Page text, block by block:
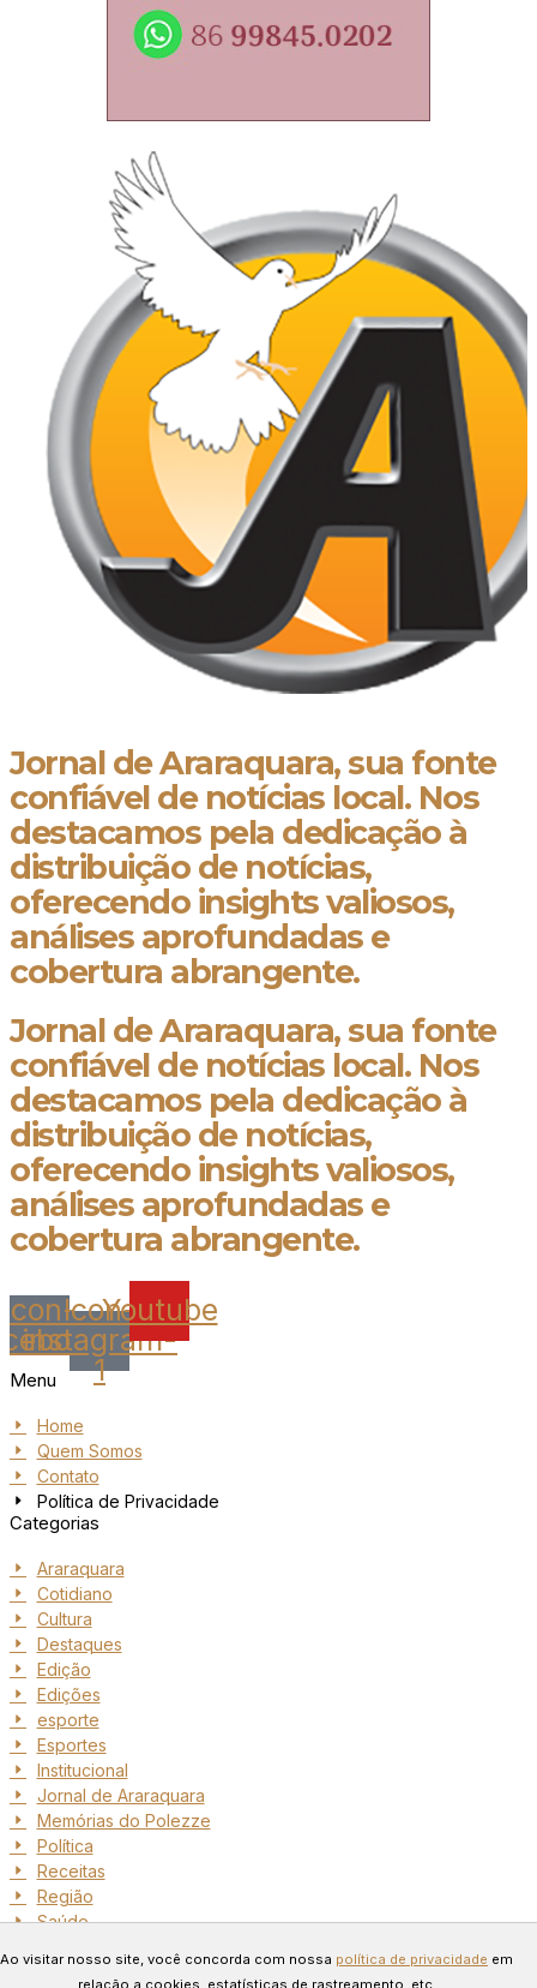
Jornal de Araraquara, sua fonte
confiável de notícias local. Nos
destacamos pela dedicação à
distribuição de notícias,
oferecendo insights valiosos,
análises aprofundadas e
cobertura abrangente.
Jornal de Araraquara, sua fonte
confiável de notícias local. Nos
destacamos pela dedicação à
distribuição de notícias,
oferecendo insights valiosos,
análises aprofundadas e
cobertura abrangente.
Icon-Icon-
instagram-
1
Youtube
Menu
Home
Quem Somos
Contato
Política de Privacidade
Categorias
Araraquara
Cotidiano
Cultura
Destaques
Edição
Edições
esporte
Esportes
Institucional
Jornal de Araraquara
Memórias do Polezze
Política
Receitas
Região
Saúde
Copyright © 2024 Todos os
Ao visitar nosso site, você concorda com nossa política de privacidade em
relação a cookies, estatísticas de rastreamento, etc.